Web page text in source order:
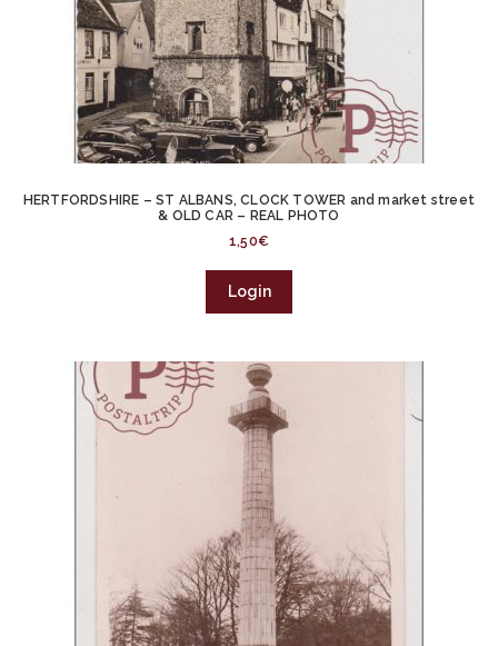
HERTFORDSHIRE – ST ALBANS, CLOCK TOWER and market street
& OLD CAR – REAL PHOTO
1,50€
Login